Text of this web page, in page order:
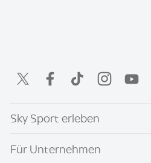
Sky Sport erleben
Für Unternehmen